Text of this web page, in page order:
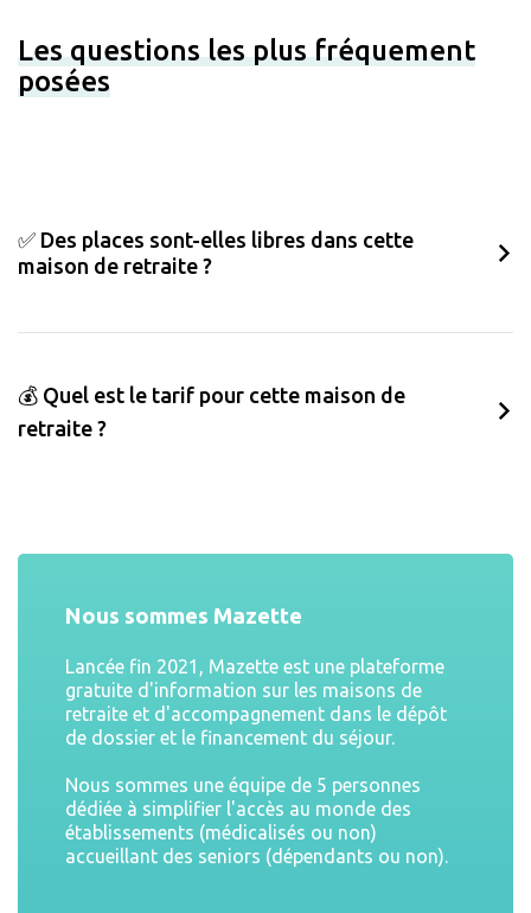
Les questions les plus fréquement
posées
✅ Des places sont-elles libres dans cette
maison de retraite ?
💰 Quel est le tarif pour cette maison de
retraite ?
Nous sommes Mazette
Lancée fin 2021, Mazette est une plateforme
gratuite d'information sur les maisons de
retraite et d'accompagnement dans le dépôt
de dossier et le financement du séjour.
Nous sommes une équipe de 5 personnes
dédiée à simplifier l'accès au monde des
établissements (médicalisés ou non)
accueillant des seniors (dépendants ou non).